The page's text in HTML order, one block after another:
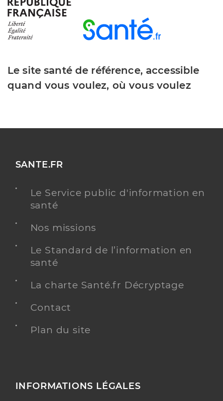
Dr Chateauvieux Jean Baptiste
Professionel de santé
Spécialités
Chirurgie dentaire
Adresse
1 Rue du Fief de Chuze, 17220 La Jarne
Conventionné
Dr Vicq Anne Sophie
Professionel de santé
Spécialités
Chirurgie dentaire
Adresse
7 Avenue de Strasbourg, 17340 Châtelaillon-
Téléphone
0546562300
Type de convention
Conventionné
Dr Chopineaux Sarah
Professionel de santé
Le site santé de référence, accessible
quand vous voulez, où vous voulez
SANTE.FR
Le Service public d'information en
santé
Nos missions
Le Standard de l’information en
santé
La charte Santé.fr Décryptage
Contact
Plan du site
INFORMATIONS LÉGALES